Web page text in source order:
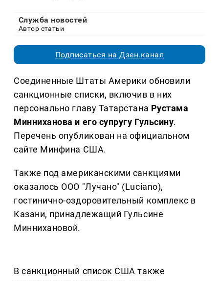
Служба новостей
Автор статьи
Подписаться на Дзен.канал
Соединенные Штаты Америки обновили
санкционные списки, включив в них
персонально главу Татарстана Рустама
Минниханова и его супругу Гульсину.
Перечень опубликован на официальном
сайте Минфина США.
Также под американскими санкциями
оказалось ООО "Лучано" (Luciano),
гостинично-оздоровительный комплекс в
Казани, принадлежащий Гульсине
Миннихановой.
В санкционный список США также